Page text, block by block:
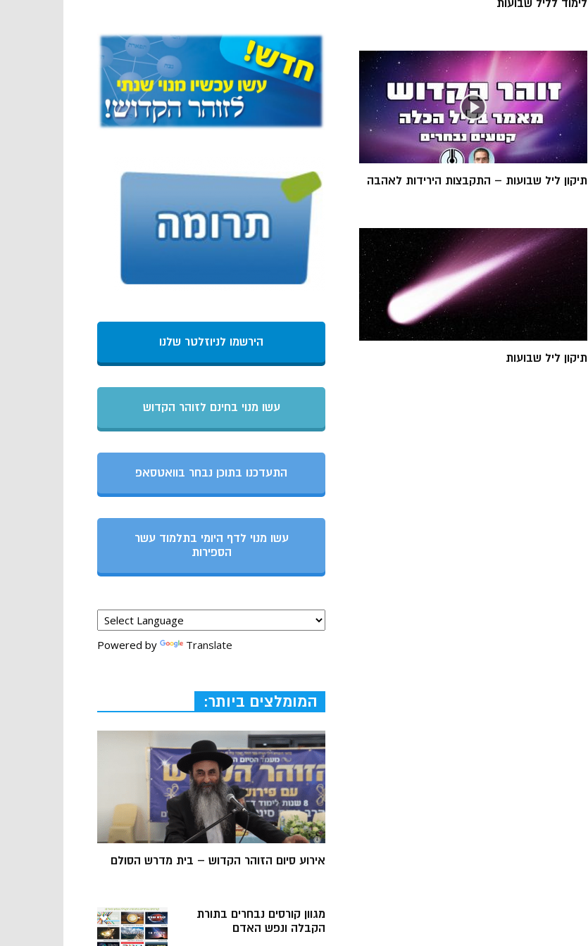
לימוד לליל שבועות
תיקון ליל שבועות – התקבצות הירידות לאהבה
תיקון ליל שבועות
הירשמו לניוזלטר שלנו
עשו מנוי בחינם לזוהר הקדוש
התעדכנו בתוכן נבחר בוואטסאפ
עשו מנוי לדף היומי בתלמוד עשר
הספירות
Powered by Translate
המומלצים ביותר:
אירוע סיום הזוהר הקדוש – בית מדרש הסולם
מגוון קורסים נבחרים בתורת
הקבלה ונפש האדם